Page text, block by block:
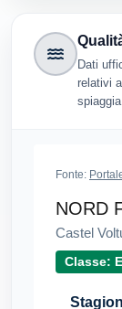
Dati
relativi
spiaggia.
Fonte:
NORD
Castel
Classe: